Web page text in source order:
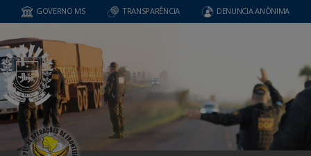
GOVERNO MS TRANSPARÊNCIA DENUNCIA ANÔNIMA